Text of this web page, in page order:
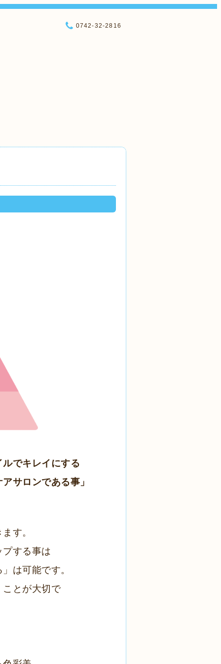
0742-32-2816
でキレイにする
サロンである事」
す。
プする事は
は可能です。
ことが大切で